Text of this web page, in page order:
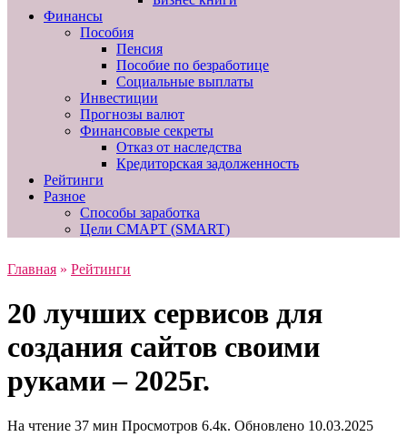
Финансы
Пособия
Пенсия
Пособие по безработице
Социальные выплаты
Инвестиции
Прогнозы валют
Финансовые секреты
Отказ от наследства
Кредиторская задолженность
Рейтинги
Разное
Способы заработка
Цели СМАРТ (SMART)
Главная » Рейтинги
20 лучших сервисов для
создания сайтов своими
руками – 2025г.
На чтение 37 мин Просмотров 6.4к. Обновлено 10.03.2025